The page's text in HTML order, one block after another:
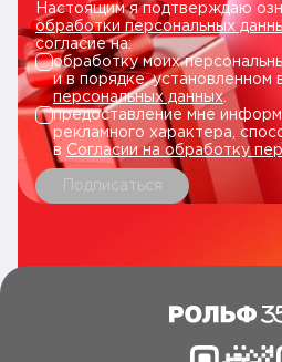
Настоящим я подтверждаю
обработки персональных
согласие на:
обработку моих
и в порядке, установленном
персональных данных.
предоставление мне
рекламного характера,
в Согласии на обработку
Подписаться